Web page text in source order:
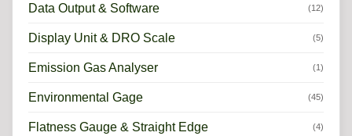
Data Output & Software (12)
Display Unit & DRO Scale (5)
Emission Gas Analyser (1)
Environmental Gage (45)
Flatness Gauge & Straight Edge (4)